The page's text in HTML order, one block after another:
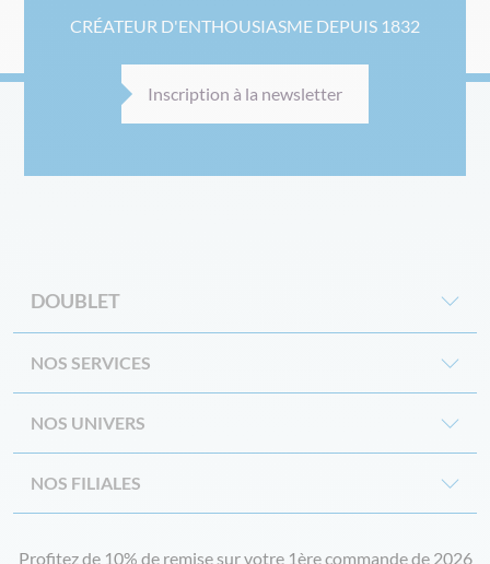
CRÉATEUR D'ENTHOUSIASME DEPUIS 1832
Inscription à la newsletter
DOUBLET
NOS SERVICES
NOS UNIVERS
NOS FILIALES
Profitez de 10% de remise sur votre 1ère commande de 2026